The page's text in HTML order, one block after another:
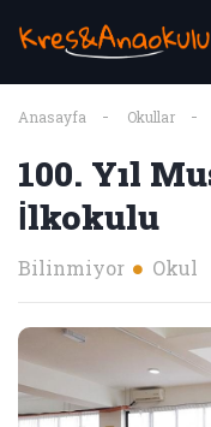
Anasayfa Okullar
100. Yıl
İlkokulu
Bilinmiyor Okul